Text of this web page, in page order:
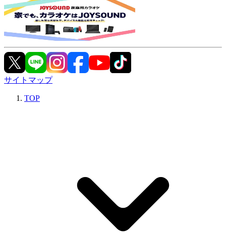
サイトマップ
TOP